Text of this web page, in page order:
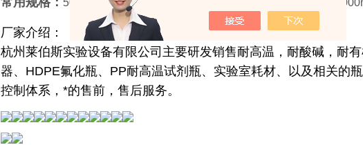
50ml 100ml 250ml 500ml 1000ml 2000ml 3000ml
厂家介绍：
杭州莱伯斯实验设备有限公司主要研发销售耐高温，耐酸碱，耐
器、HDPE氟化瓶、PP耐高温试剂瓶、实验室耗材、以及相关的
控制体系，*的售前，售后服务。